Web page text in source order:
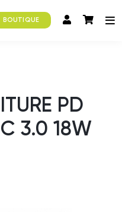
BOUTIQUE
PD
3.0 18W